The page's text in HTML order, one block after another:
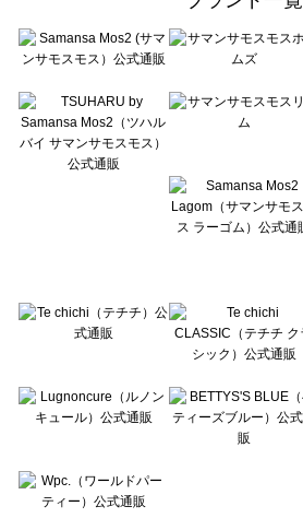
Te chichi（テチチ）の一覧
Te chichi CLASSIC（テチチ クラシック）の一覧
Lugnoncure（ルノンキュール）の一覧
BETTY'S BLUE（べティーズブルー）の一覧
Wpc.（ワールドパーティー）の一覧